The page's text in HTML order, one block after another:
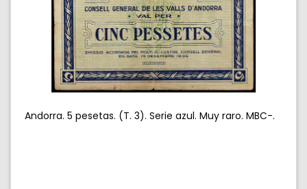
Andorra. 5 pesetas. (T. 3). Serie azul. Muy raro. MBC-.